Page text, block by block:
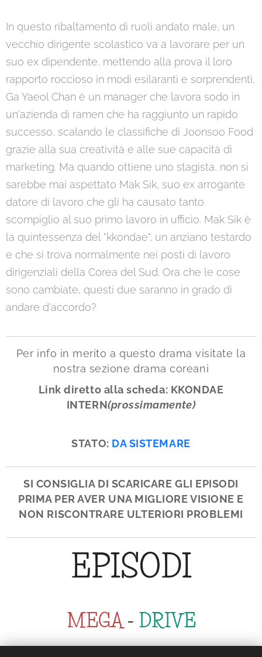
In questo ribaltamento di ruoli andato male, un
vecchio dirigente scolastico va a lavorare per un
suo ex dipendente, mettendo alla prova il loro
rapporto roccioso in modi esilaranti e sorprendenti.
Ga Yaeol Chan è un manager che lavora sodo in
un'azienda di ramen che ha raggiunto un rapido
successo, scalando le classifiche di Joonsoo Food
grazie alla sua creatività e alle sue capacità di
marketing. Ma quando ottiene uno stagista, non si
sarebbe mai aspettato Mak Sik, suo ex arrogante
datore di lavoro che gli ha causato tanto
scompiglio al suo primo lavoro in ufficio. Mak Sik è
la quintessenza del "kkondae", un anziano testardo
e che si trova normalmente nei posti di lavoro
dirigenziali della Corea del Sud. Ora che le cose
sono cambiate, questi due saranno in grado di
andare d'accordo?
Per info in merito a questo drama visitate la
nostra sezione drama coreani
Link diretto alla scheda: KKONDAE
INTERN(prossimamente)
STATO: DA SISTEMARE
SI CONSIGLIA DI SCARICARE GLI EPISODI
PRIMA PER AVER UNA MIGLIORE VISIONE E
NON RISCONTRARE ULTERIORI PROBLEMI
EPISODI
MEGA - DRIVE